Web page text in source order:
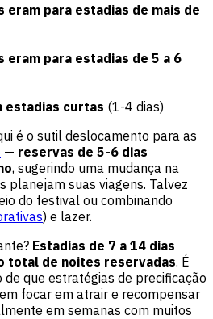
eram para estadias de mais de
eram para estadias de 5 a 6
estadias curtas (1-4 dias)
é o sutil deslocamento para as
— reservas de 5-6 dias
, sugerindo uma mudança na
planejam suas viagens. Talvez
do festival ou combinando
) e lazer.
Estadias de 7 a 14 dias
total de noites reservadas. É
de que estratégias de precificação
focar em atrair e recompensar
em semanas com muitos